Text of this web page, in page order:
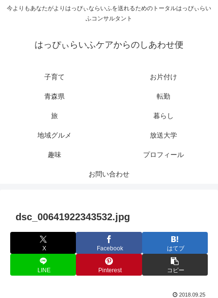
今よりもあなたがよりはっぴぃならいふを送れるためのトータルはっぴぃらい
ふコンサルタント
はっぴぃらいふケアからのしあわせ便
子育て お片付け
青森県 転勤
旅 暮らし
地域グルメ 放送大学
趣味 プロフィール
お問い合わせ
dsc_00641922343532.jpg
X Facebook はてブ
LINE Pinterest コピー
2018.09.25